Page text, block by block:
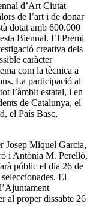
d’Art Ciutat
de l’art i de donar
dotat amb 600.000
Biennal. El Premi
creativa dels
caràcter
com la tècnica a
La participació al
l’àmbit estatal, i en
de Catalunya, el
el País Basc,
Josep Miquel Garcia,
i Antònia M. Perelló,
públic el dia 26 de
El
al proper dissabte 26